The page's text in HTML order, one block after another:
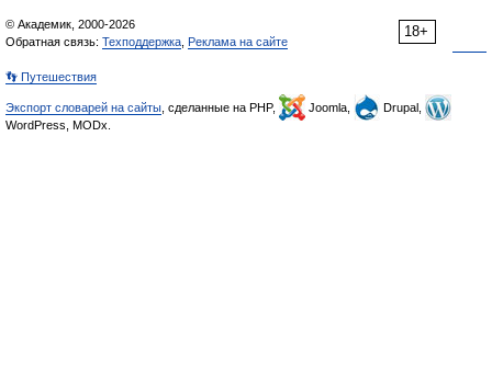
18+
© Академик, 2000-2026
Обратная связь: Техподдержка Реклама на сайте
👣 Путешествия
Экспорт словарей на сайты , сделанные на PHP, Joomla,
Drupal,
WordPress, MODx.